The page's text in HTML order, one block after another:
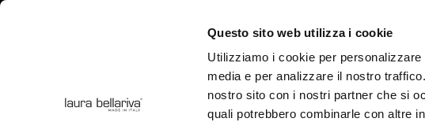
Questo sito web utilizza i cookie
Utilizziamo i cookie per
media e per analizzare il nostro
nostro sito con i nostri partner che si
quali potrebbero combinarle con altre
COLLEZIONE ADV